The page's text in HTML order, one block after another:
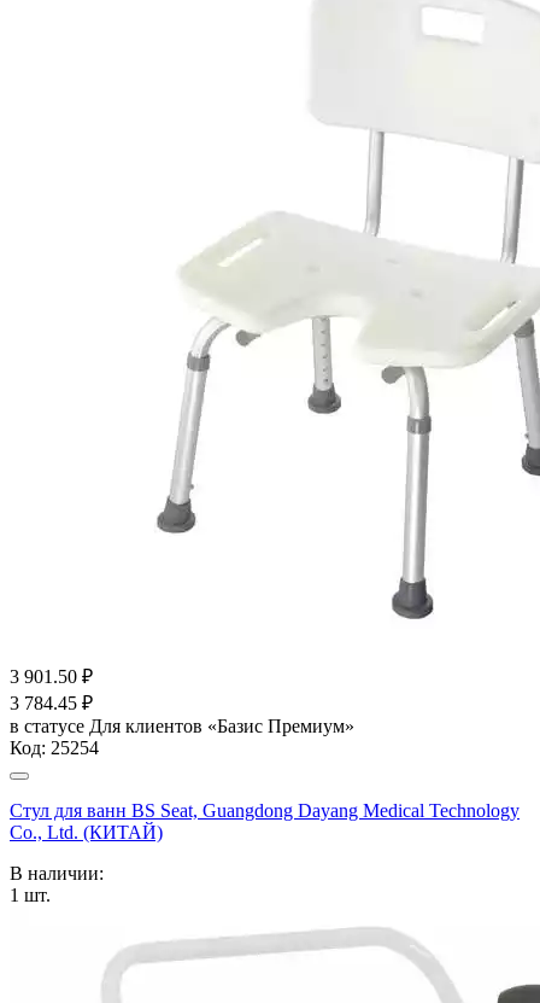
3 901.50 ₽
3 784.45 ₽
в статусе Для клиентов «Базис Премиум»
Код: 25254
Стул для ванн BS Seat, Guangdong Dayang Medical Technology
Co., Ltd. (КИТАЙ)
В наличии:
1 шт.